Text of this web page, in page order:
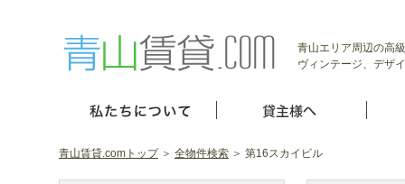
青山エリア周辺の高
ヴィンテージ、デザ
青山賃貸.comトップ＞ 全物件検索 ＞ 第16スカイビル